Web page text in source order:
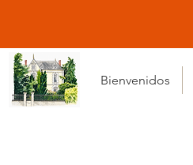
Bienvenidos